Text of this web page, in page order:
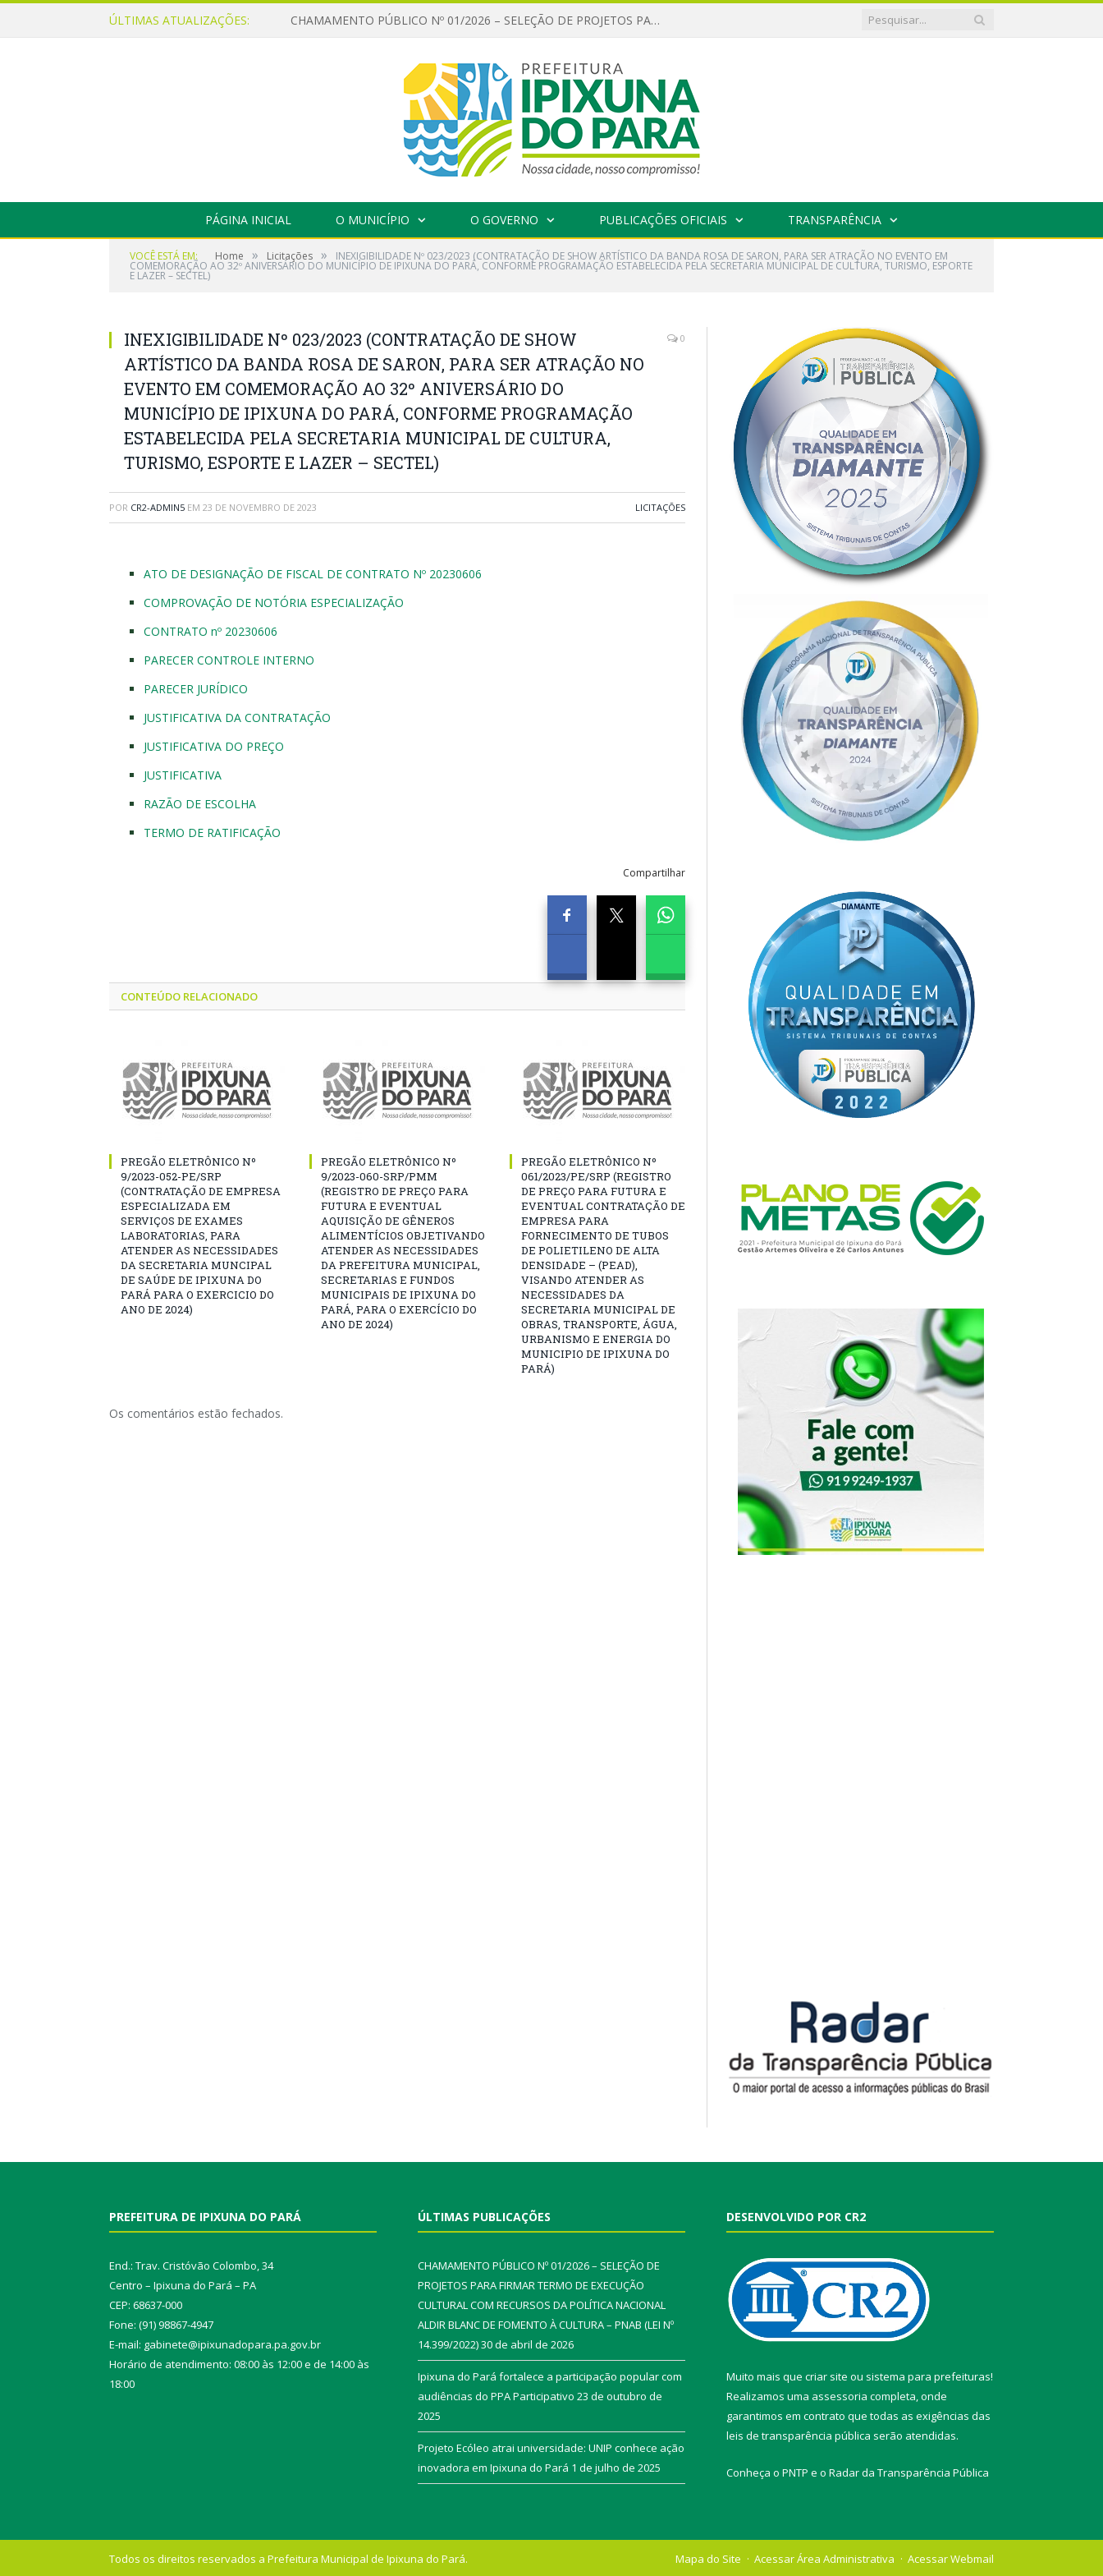
ÚLTIMAS ATUALIZAÇÕES: CHAMAMENTO PÚBLICO Nº 01/2026 – SELEÇÃO DE PROJETOS PARA FIRMAR TERMO DE EXECUÇÃO CULTURAL COM RECURSOS DA POLÍTICA NACIONAL ALDIR BLANC DE FOMENTO À CULTURA – PNAB (LEI Nº 14.399/2022)
PÁGINA INICIAL O MUNICÍPIO O GOVERNO PUBLICAÇÕES OFICIAIS TRANSPARÊNCIA
VOCÊ ESTÁ EM: Home » Licitações » INEXIGIBILIDADE Nº 023/2023 (CONTRATAÇÃO DE SHOW ARTÍSTICO DA BANDA ROSA DE SARON, PARA SER ATRAÇÃO NO EVENTO EM
COMEMORAÇÃO AO 32º ANIVERSÁRIO DO MUNICÍPIO DE IPIXUNA DO PARÁ, CONFORME PROGRAMAÇÃO ESTABELECIDA PELA SECRETARIA MUNICIPAL DE CULTURA, TURISMO, ESPORTE
E LAZER – SECTEL)
INEXIGIBILIDADE Nº 023/2023 (CONTRATAÇÃO DE SHOW
ARTÍSTICO DA BANDA ROSA DE SARON, PARA SER ATRAÇÃO NO
EVENTO EM COMEMORAÇÃO AO 32º ANIVERSÁRIO DO
MUNICÍPIO DE IPIXUNA DO PARÁ, CONFORME PROGRAMAÇÃO
ESTABELECIDA PELA SECRETARIA MUNICIPAL DE CULTURA,
TURISMO, ESPORTE E LAZER – SECTEL)
0
POR CR2-ADMIN5 EM 23 DE NOVEMBRO DE 2023 LICITAÇÕES
ATO DE DESIGNAÇÃO DE FISCAL DE CONTRATO Nº 20230606
COMPROVAÇÃO DE NOTÓRIA ESPECIALIZAÇÃO
CONTRATO nº 20230606
PARECER CONTROLE INTERNO
PARECER JURÍDICO
JUSTIFICATIVA DA CONTRATAÇÃO
JUSTIFICATIVA DO PREÇO
JUSTIFICATIVA
RAZÃO DE ESCOLHA
TERMO DE RATIFICAÇÃO
Compartilhar
CONTEÚDO RELACIONADO
PREGÃO ELETRÔNICO Nº
9/2023-052-PE/SRP
(CONTRATAÇÃO DE EMPRESA
ESPECIALIZADA EM
SERVIÇOS DE EXAMES
LABORATORIAS, PARA
ATENDER AS NECESSIDADES
DA SECRETARIA MUNCIPAL
DE SAÚDE DE IPIXUNA DO
PARÁ PARA O EXERCICIO DO
ANO DE 2024)
PREGÃO ELETRÔNICO Nº
9/2023-060-SRP/PMM
(REGISTRO DE PREÇO PARA
FUTURA E EVENTUAL
AQUISIÇÃO DE GÊNEROS
ALIMENTÍCIOS OBJETIVANDO
ATENDER AS NECESSIDADES
DA PREFEITURA MUNICIPAL,
SECRETARIAS E FUNDOS
MUNICIPAIS DE IPIXUNA DO
PARÁ, PARA O EXERCÍCIO DO
ANO DE 2024)
PREGÃO ELETRÔNICO Nº
061/2023/PE/SRP (REGISTRO
DE PREÇO PARA FUTURA E
EVENTUAL CONTRATAÇÃO DE
EMPRESA PARA
FORNECIMENTO DE TUBOS
DE POLIETILENO DE ALTA
DENSIDADE – (PEAD),
VISANDO ATENDER AS
NECESSIDADES DA
SECRETARIA MUNICIPAL DE
OBRAS, TRANSPORTE, ÁGUA,
URBANISMO E ENERGIA DO
MUNICIPIO DE IPIXUNA DO
PARÁ)
Os comentários estão fechados.
PREFEITURA DE IPIXUNA DO PARÁ
End.: Trav. Cristóvão Colombo, 34
Centro – Ipixuna do Pará – PA
CEP: 68637-000
Fone: (91) 98867-4947
E-mail: gabinete@ipixunadopara.pa.gov.br
Horário de atendimento: 08:00 às 12:00 e de 14:00 às
18:00
ÚLTIMAS PUBLICAÇÕES
CHAMAMENTO PÚBLICO Nº 01/2026 – SELEÇÃO DE
PROJETOS PARA FIRMAR TERMO DE EXECUÇÃO
CULTURAL COM RECURSOS DA POLÍTICA NACIONAL
ALDIR BLANC DE FOMENTO À CULTURA – PNAB (LEI Nº
14.399/2022)30 de abril de 2026
Ipixuna do Pará fortalece a participação popular com
audiências do PPA Participativo 23 de outubro de
2025
Projeto Ecóleo atrai universidade: UNIP conhece ação
inovadora em Ipixuna do Pará 1 de julho de 2025
DESENVOLVIDO POR CR2
Muito mais que criar site ou sistema para prefeituras!
Realizamos uma assessoria completa, onde
garantimos em contrato que todas as exigências das
leis de transparência pública serão atendidas.
Conheça o PNTP e o Radar da Transparência Pública
Todos os direitos reservados a Prefeitura Municipal de Ipixuna do Pará. Mapa do Site Acessar Área Administrativa Acessar Webmail